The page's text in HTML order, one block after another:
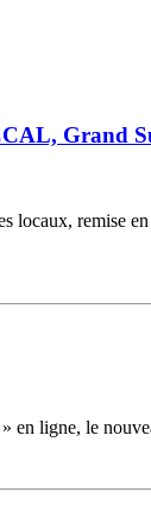
Grand
locaux, remise
en ligne, le